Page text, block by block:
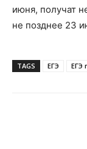
июня, получат
не позднее 23
TAGS ЕГЭ ЕГЭ